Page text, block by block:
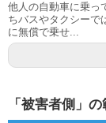
他人の自動車に乗っ
ちバスやタクシーで
に無償で乗せ...
「被害者側」